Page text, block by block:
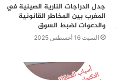
جدل الدراجات النارية الصينية في
المغرب بين المخاطر القانونية
والدعوات لضبط السوق
السبت 16 أغسطس 2025